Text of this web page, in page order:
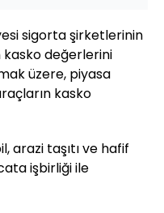
sigorta şirketlerinin
kasko değerlerini
üzere, piyasa
kasko
arazi taşıtı ve hafif
işbirliği ile